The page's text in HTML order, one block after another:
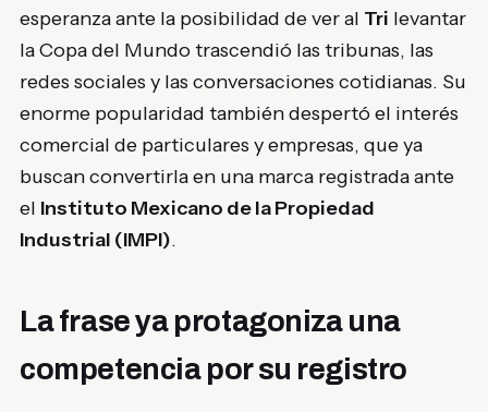
esperanza ante la posibilidad de ver al Tri levantar
la Copa del Mundo trascendió las tribunas, las
redes sociales y las conversaciones cotidianas. Su
enorme popularidad también despertó el interés
comercial de particulares y empresas, que ya
buscan convertirla en una marca registrada ante
el Instituto Mexicano de la Propiedad
Industrial (IMPI).
La frase ya protagoniza una
competencia por su registro